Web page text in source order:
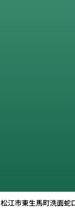
松江市東生馬町洗面蛇